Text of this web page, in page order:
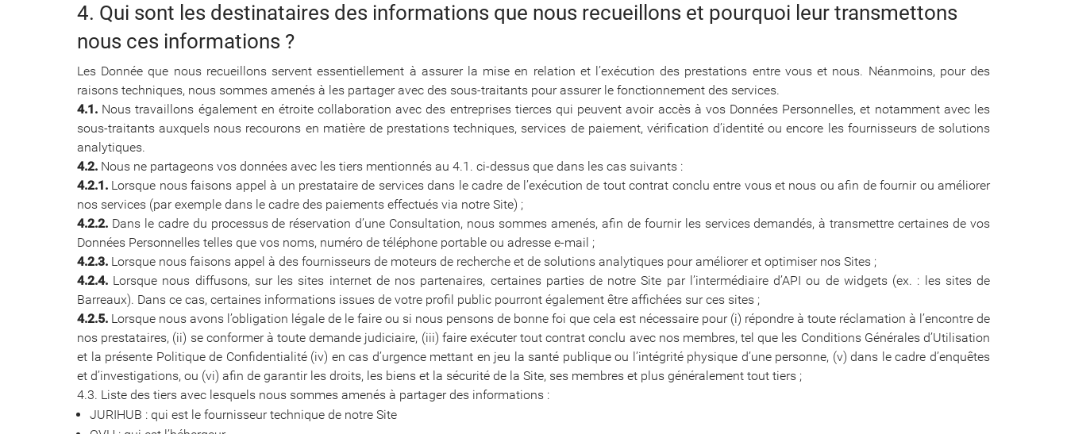
4. Qui sont les destinataires des informations que nous recueillons et pourquoi leur transmettons
nous ces informations ?
Les Donnée que nous recueillons servent essentiellement à assurer la mise en relation et l’exécution des prestations entre vous et nous. Néanmoins, pour des
raisons techniques, nous sommes amenés à les partager avec des sous-traitants pour assurer le fonctionnement des services.
4.1. Nous travaillons également en étroite collaboration avec des entreprises tierces qui peuvent avoir accès à vos Données Personnelles, et notamment avec les
sous-traitants auxquels nous recourons en matière de prestations techniques, services de paiement, vérification d’identité ou encore les fournisseurs de solutions
analytiques.
4.2. Nous ne partageons vos données avec les tiers mentionnés au 4.1. ci-dessus que dans les cas suivants :
4.2.1. Lorsque nous faisons appel à un prestataire de services dans le cadre de l’exécution de tout contrat conclu entre vous et nous ou afin de fournir ou améliorer
nos services (par exemple dans le cadre des paiements effectués via notre Site) ;
4.2.2. Dans le cadre du processus de réservation d’une Consultation, nous sommes amenés, afin de fournir les services demandés, à transmettre certaines de vos
Données Personnelles telles que vos noms, numéro de téléphone portable ou adresse e-mail ;
4.2.3. Lorsque nous faisons appel à des fournisseurs de moteurs de recherche et de solutions analytiques pour améliorer et optimiser nos Sites ;
4.2.4. Lorsque nous diffusons, sur les sites internet de nos partenaires, certaines parties de notre Site par l’intermédiaire d’API ou de widgets (ex. : les sites de
Barreaux). Dans ce cas, certaines informations issues de votre profil public pourront également être affichées sur ces sites ;
4.2.5. Lorsque nous avons l’obligation légale de le faire ou si nous pensons de bonne foi que cela est nécessaire pour (i) répondre à toute réclamation à l’encontre de
nos prestataires, (ii) se conformer à toute demande judiciaire, (iii) faire exécuter tout contrat conclu avec nos membres, tel que les Conditions Générales d’Utilisation
et la présente Politique de Confidentialité (iv) en cas d’urgence mettant en jeu la santé publique ou l’intégrité physique d’une personne, (v) dans le cadre d’enquêtes
et d’investigations, ou (vi) afin de garantir les droits, les biens et la sécurité de la Site, ses membres et plus généralement tout tiers ;
4.3. Liste des tiers avec lesquels nous sommes amenés à partager des informations :
JURIHUB : qui est le fournisseur technique de notre Site